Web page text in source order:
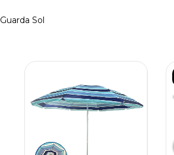
Guarda Sol